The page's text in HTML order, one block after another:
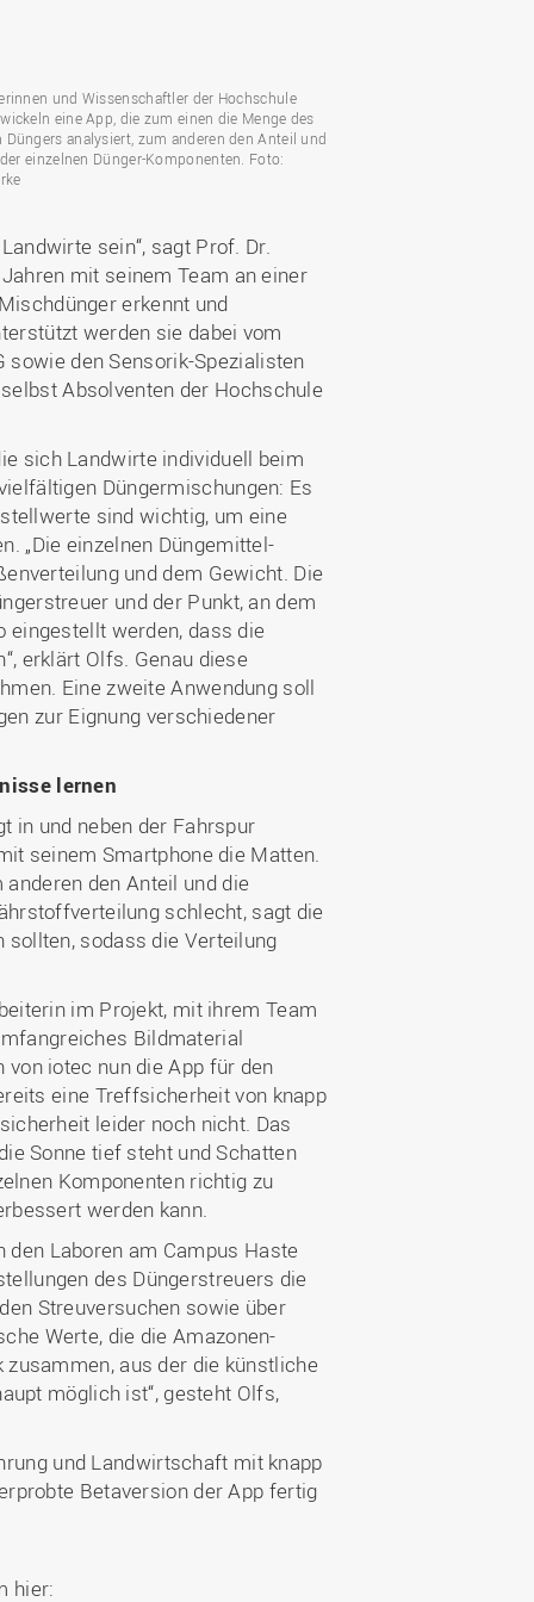
Engagement
Das bietet Osnabrück
Forschungs-Nachrichten
Veranstaltungen und
Förderungen und Preisen
Forschungsbericht
und Wissenschaftler der Hochschule
eine App, die zum einen die Menge des
Düngers analysiert, zum anderen den Anteil und
einzelnen Dünger-Komponenten. Foto:
sein“, sagt Prof. Dr.
mit seinem Team an einer
erkennt und
werden sie dabei vom
sowie den Sensorik-Spezialisten
Absolventen der Hochschule
sich Landwirte individuell beim
Düngermischungen: Es
sind wichtig, um eine
„Die einzelnen Düngemittel-
und dem Gewicht. Die
und der Punkt, an dem
eingestellt werden, dass die
erklärt Olfs. Genau diese
Eine zweite Anwendung soll
zur Eignung verschiedener
lernen
in und neben der Fahrspur
seinem Smartphone die Matten.
den Anteil und die
schlecht, sagt die
sollten, sodass die Verteilung
im Projekt, mit ihrem Team
Bildmaterial
iotec nun die App für den
eine Treffsicherheit von knapp
leider noch nicht. Das
Sonne tief steht und Schatten
Komponenten richtig zu
werden kann.
Laboren am Campus Haste
des Düngerstreuers die
Streuversuchen sowie über
Werte, die die Amazonen-
aus der die künstliche
möglich ist“, gesteht Olfs,
und Landwirtschaft mit knapp
Betaversion der App fertig
hier: